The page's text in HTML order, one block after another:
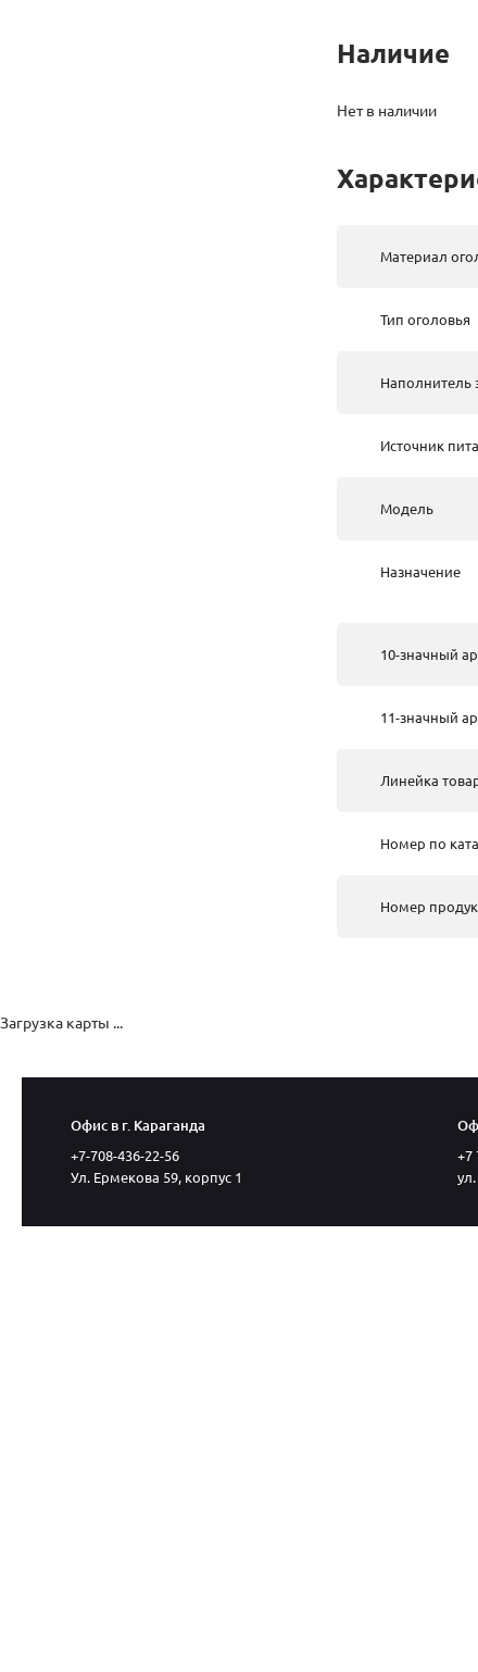
Наличие
Нет в наличии
Материал
Тип оголовья
Наполнитель
Источник
Модель
Назначение
10-значный
11-значный
Линейка
Номер по
Номер
Офис в г. Караганда
+7-708-436-22-56
Ул. Ермекова 59, корпус 1
+7
Загрузка карты ...